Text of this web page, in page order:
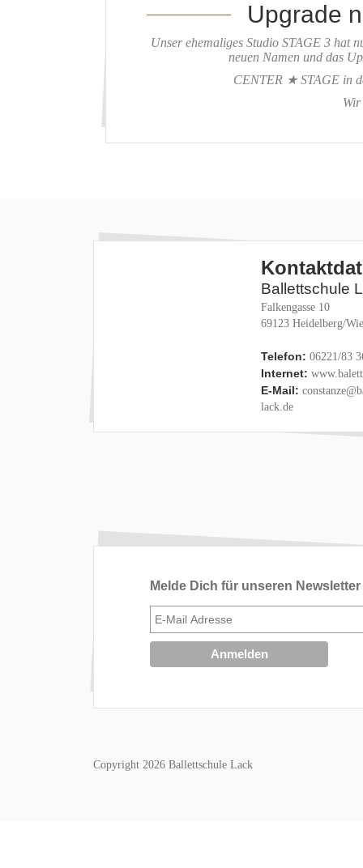
Upgrade
Unser ehemaliges Studio STAGE 3 hat
neuen Namen und das
CENTER ★ STAGE in
Ballettschule
Falkengasse 10
69123 Heidelberg/
Telefon: 06221/83
Internet:
E-Mail:
lack.de
Melde Dich für unseren
Copyright 2026 Ballettschule Lack